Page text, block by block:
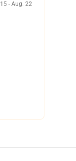
- Aug. 22